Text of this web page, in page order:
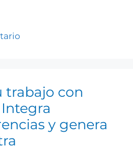
trabajo con
y genera